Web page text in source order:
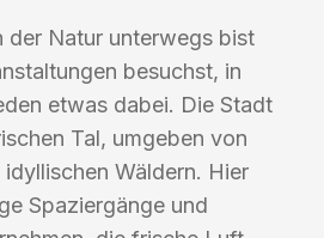
der Natur unterwegs bist
besuchst, in
etwas dabei. Die Stadt
Tal, umgeben von
Wäldern. Hier
Spaziergänge und